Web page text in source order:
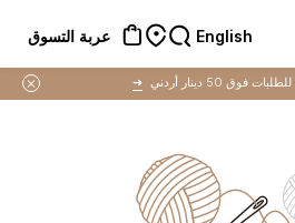
English عربة التسوق
للطلبات فوق 50 دينار أردني ➜